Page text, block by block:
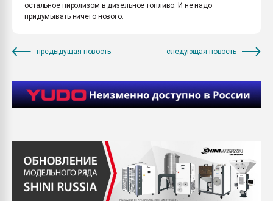
остальное пиролизом в дизельное топливо. И не надо
придумывать ничего нового.
предыдущая новость следующая новость